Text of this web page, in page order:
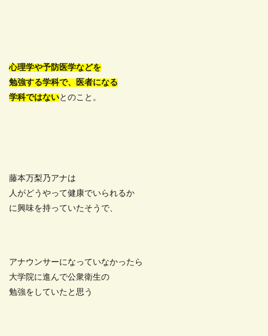
心理学や予防医学などを
勉強する学科で、医者になる
学科ではないとのこと。
藤本万梨乃アナは
人がどうやって健康でいられるか
に興味を持っていたそうで、
アナウンサーになっていなかったら
大学院に進んで公衆衛生の
勉強をしていたと思う